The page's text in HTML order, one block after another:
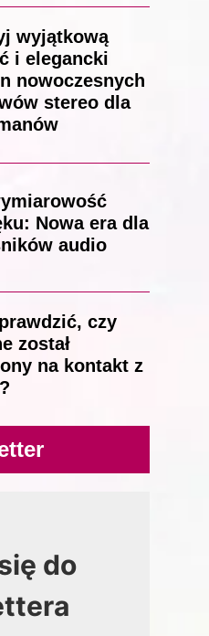
wyjątkową
i elegancki
nowoczesnych
stereo dla
Nowa era dla
audio
czy
został
na kontakt z
do